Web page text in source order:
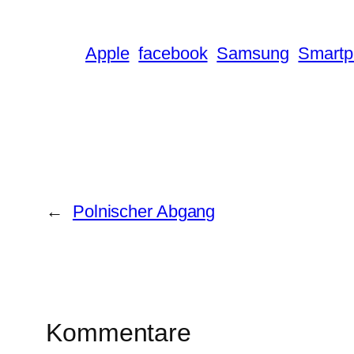
Apple facebook Samsung
← Polnischer Abgang
Kommentare